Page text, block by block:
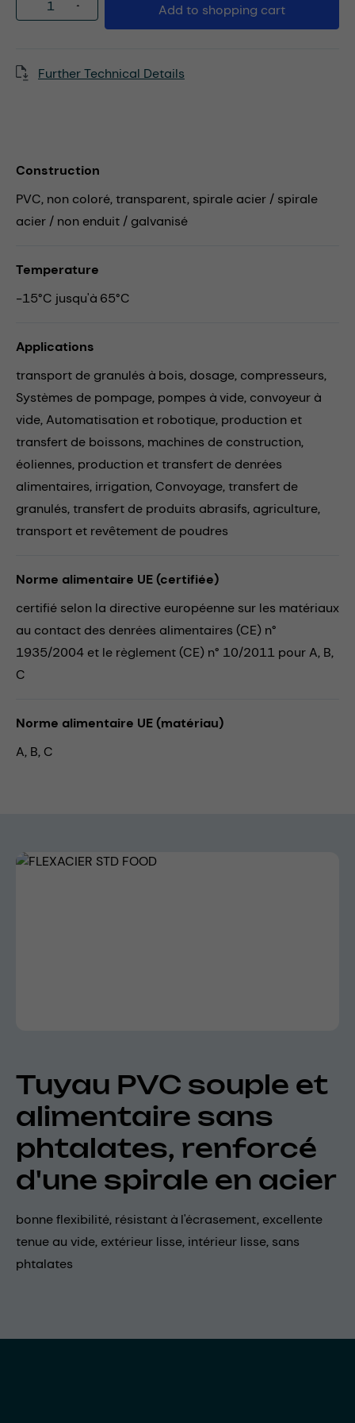
Add to shopping cart
Further Technical Details
Construction
PVC, non coloré, transparent, spirale acier / spirale
acier / non enduit / galvanisé
Temperature
-15°C jusqu'à 65°C
Applications
transport de granulés à bois, dosage, compresseurs,
Systèmes de pompage, pompes à vide, convoyeur à
vide,Automatisation et robotique, production et
transfert de boissons, machines de construction,
éoliennes, production et transfert de denrées
alimentaires, irrigation, Convoyage,transfert de
granulés,transfert de produits abrasifs, agriculture,
transport et revêtement de poudres
Norme alimentaire UE (certifiée)
certifié selon la directive européenne sur les matériaux
au contact des denrées alimentaires (CE) n°
1935/2004 et le règlement (CE) n° 10/2011 pour A, B,
C
Norme alimentaire UE (matériau)
A, B, C
Skip image gallery
Tuyau PVC souple et
alimentaire sans
phtalates, renforcé
d'une spirale en acier
bonne flexibilité, résistant à l'écrasement, excellente
tenue au vide, extérieur lisse, intérieur lisse, sans
phtalates